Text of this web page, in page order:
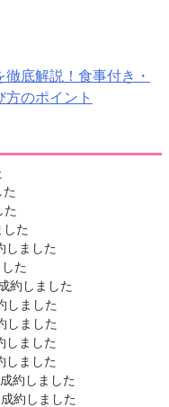
底解説！食事付き・
方のポイント
た
しました
た
約しました
しました
しました
しました
しました
約しました
約しました